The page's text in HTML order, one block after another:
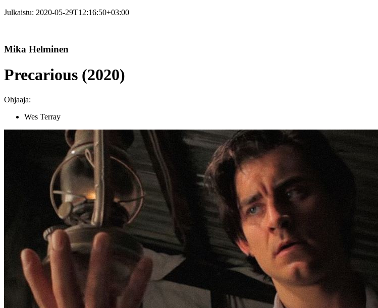
Julkaistu: 2020-05-29T12:16:50+03:00
Mika Helminen
Precarious (2020)
Ohjaaja:
Wes Terray